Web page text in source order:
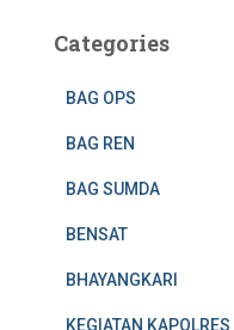
Categories
BAG OPS
BAG REN
BAG SUMDA
BENSAT
BHAYANGKARI
KEGIATAN KAPOLRES